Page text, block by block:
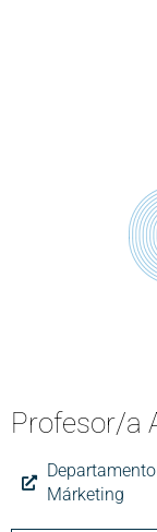
Profesor/a
Márketing